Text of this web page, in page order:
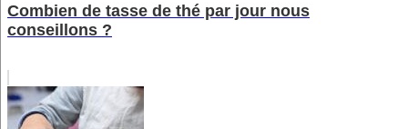
Combien de tasse de thé par jour nous
conseillons ?